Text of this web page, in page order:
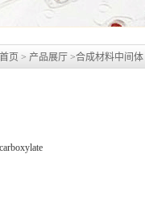
页 > 产品展厅 >合成材料中间体